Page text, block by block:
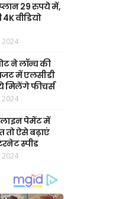
29 रुपये में,
वीडियो
2024
ने लॉन्च की
में एलसीडी
मिलेंगे फीचर्स
2024
पेमेंट में
तो ऐसे बढ़ाएं
स्पीड
2024